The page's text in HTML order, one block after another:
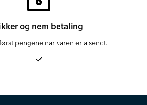
og nem betaling
pengene når varen er afsendt.